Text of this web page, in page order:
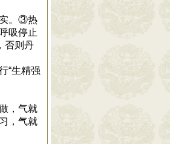
。③热
吸停止
否则丹
“生精强
，气就
，气就